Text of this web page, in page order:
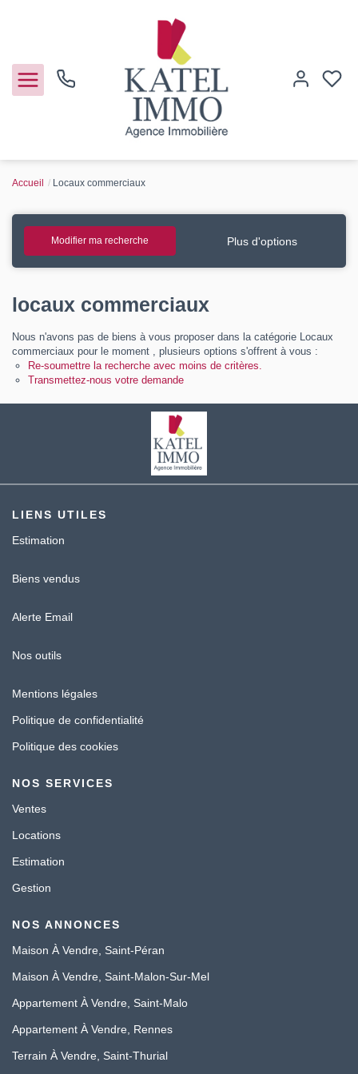
Vendre
Guide de l'immo
Contact
Katel Viager
Accueil Locaux commerciaux
Modifier ma recherche Plus d'options
locaux commerciaux
Nous n'avons pas de biens à vous proposer dans la catégorie Locaux
commerciaux pour le moment , plusieurs options s'offrent à vous :
Re-soumettre la recherche avec moins de critères.
Transmettez-nous votre demande
LIENS UTILES
Estimation
Biens vendus
Alerte Email
Nos outils
Mentions légales
Politique de confidentialité
Politique des cookies
NOS SERVICES
Ventes
Locations
Estimation
Gestion
NOS ANNONCES
Maison À Vendre, Saint-Péran
Maison À Vendre, Saint-Malon-Sur-Mel
Appartement À Vendre, Saint-Malo
Appartement À Vendre, Rennes
Terrain À Vendre, Saint-Thurial